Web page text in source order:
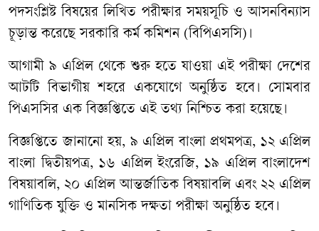
পদসংশ্লিষ্ট বিষয়ের লিখিত পরীক্ষার সময়সূচি ও আসনবিন্যাস
চূড়ান্ত করেছে সরকারি কর্ম কমিশন(বিপিএসসি) ।
আগামী ৯ এপ্রিল থেকে শুরু হতে যাওয়া এই পরীক্ষা দেশের
আটটি বিভাগীয় শহরে একযোগে অনুষ্ঠিত হবে।
সোমবার
পিএসসির এক বিজ্ঞপ্তিতে এই তথ্য নিশ্চিত করা হয়েছে।
বিজ্ঞপ্তিতে জানানো হয়, ৯ এপ্রিল বাংলা প্রথমপত্র, ১২ এপ্রিল
বাংলা দ্বিতীয়পত্র, ১৬ এপ্রিল ইংরেজি,১৯ এপ্রিল বাংলাদেশ
বিষয়াবলি, ২০ এপ্রিল আন্তর্জাতিক বিষয়াবলি এবং ২২ এপ্রিল
গাণিতিক যুক্তি ও মানসিক দক্ষতা পরীক্ষা অনুষ্ঠিত হবে।